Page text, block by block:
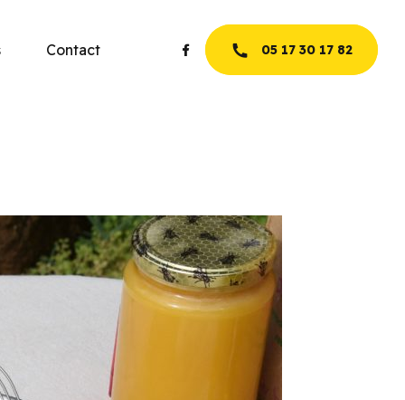
05 17 30 17 82
Contact